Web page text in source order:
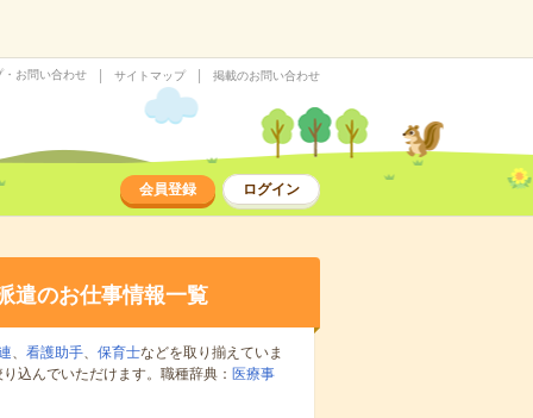
・お問い合わせ サイトマップ 掲載のお問い合わせ
会員登録 ログイン
遣のお仕事情報一覧
、 看護助手、 保育士などを取り揃えていま
込んでいただけます。職種辞典： 医療事